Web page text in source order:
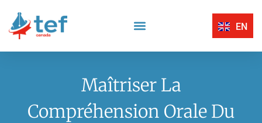
EN
Maîtriser La
Compréhension Orale Du